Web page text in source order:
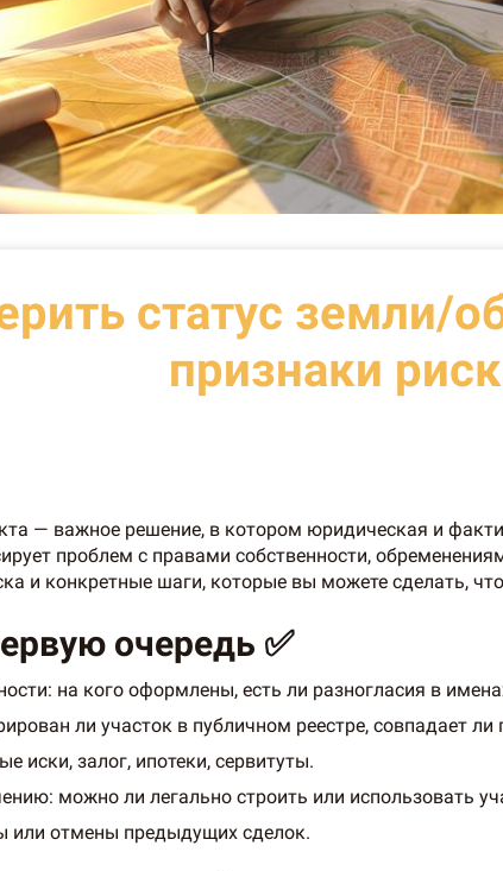
статус земли/
признаки
— важное решение, в котором юридическая и
проблем с правами собственности,
и конкретные шаги, которые вы можете сделать,
очередь ✅
на кого оформлены, есть ли разногласия в
ли участок в публичном реестре, совпадает
иски, залог, ипотеки, сервитуты.
можно ли легально строить или использовать
или отмены предыдущих сделок.